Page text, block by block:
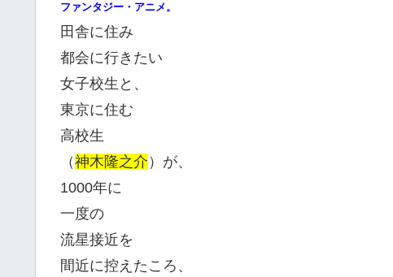
ファンタジー・アニメ。
田舎に住み
都会に行きたい
女子校生と、
東京に住む
高校生
（神木隆之介 ）が、
1000年に
一度の
流星接近を
間近に控えたころ、